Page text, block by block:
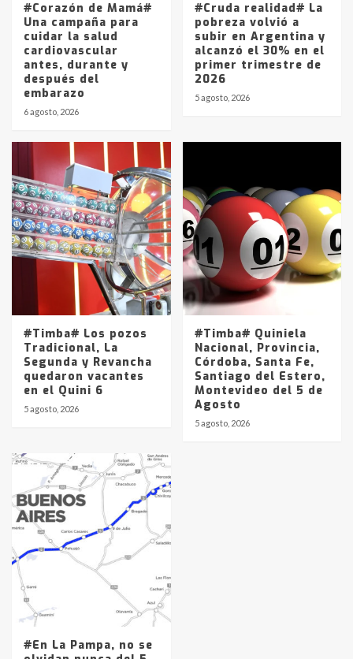
#Corazón de Mamá#
Una campaña para
cuidar la salud
cardiovascular
antes, durante y
después del
embarazo
6 agosto, 2026
#Cruda realidad# La
pobreza volvió a
subir en Argentina y
alcanzó el 30% en el
primer trimestre de
2026
5 agosto, 2026
#Timba# Los pozos
Tradicional, La
Segunda y Revancha
quedaron vacantes
en el Quini 6
5 agosto, 2026
#Timba# Quiniela
Nacional, Provincia,
Córdoba, Santa Fe,
Santiago del Estero,
Montevideo del 5 de
Agosto
5 agosto, 2026
#En La Pampa, no se